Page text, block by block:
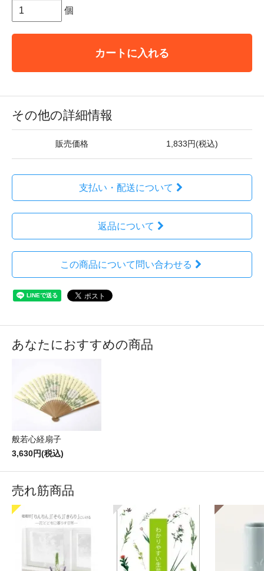
個
カートに入れる
その他の詳細情報
販売価格 1,833円(税込)
支払い・配送について
返品について
この商品について問い合わせる
あなたにおすすめの商品
般若心経扇子
3,630円(税込)
売れ筋商品